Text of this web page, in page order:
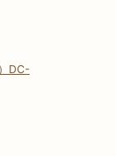
DC-